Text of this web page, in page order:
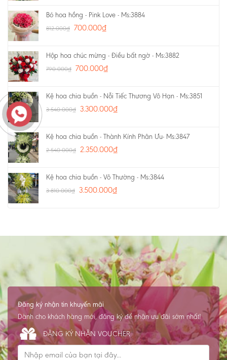
Bó hoa hồng - Pink Love - Ms:3884
812.000₫ 700.000₫
Hộp hoa chúc mừng - Điều bất ngờ - Ms:3882
790.000₫ 700.000₫
Kệ hoa chia buồn - Nỗi Tiếc Thương Vô Hạn - Ms:3851
3.540.000₫ 3.300.000₫
Kệ hoa chia buồn - Thành Kính Phân Ưu- Ms:3847
2.540.000₫ 2.350.000₫
Kệ hoa chia buồn - Vô Thường - Ms:3844
3.810.000₫ 3.500.000₫
Đăng ký nhận tin khuyến mãi
Dành cho khách hàng mới, đăng ký để nhận ưu đãi sớm nhất!
ĐĂNG KÝ NHẬN VOUCHER